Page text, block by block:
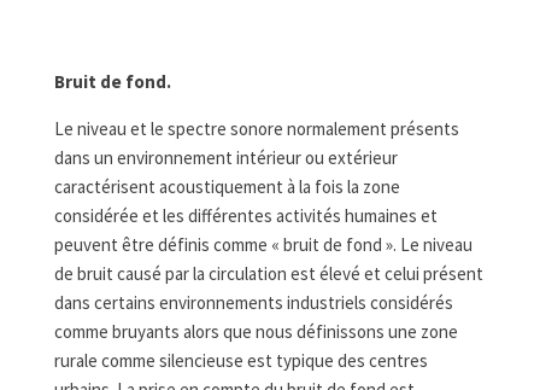
Bruit de fond.
Le niveau et le spectre sonore normalement présents
dans un environnement intérieur ou extérieur
caractérisent acoustiquement à la fois la zone
considérée et les différentes activités humaines et
peuvent être définis comme « bruit de fond ». Le niveau
de bruit causé par la circulation est élevé et celui présent
dans certains environnements industriels considérés
comme bruyants alors que nous définissons une zone
rurale comme silencieuse est typique des centres